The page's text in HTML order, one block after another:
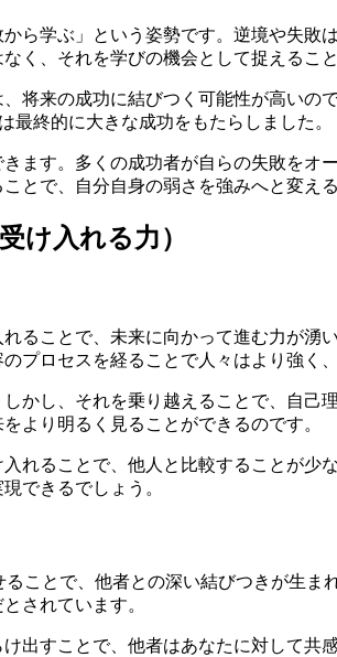
ら学ぶ」という姿勢です。逆境や失敗
く、それを学びの機会として捉えるこ
将来の成功に結びつく可能性が高いの
終的に大きな成功をもたらしました。
ます。多くの成功者が自らの失敗をオ
とで、自分自身の弱さを強みへと変え
け入れる力）
ることで、未来に向かって進む力が
ロセスを経ることで人々はより強く
かし、それを乗り越えることで、自己
より明るく見ることができるのです。
れることで、他人と比較することが
できるでしょう。
ことで、他者との深い結びつきが生
されています。
出すことで、他者はあなたに対して共